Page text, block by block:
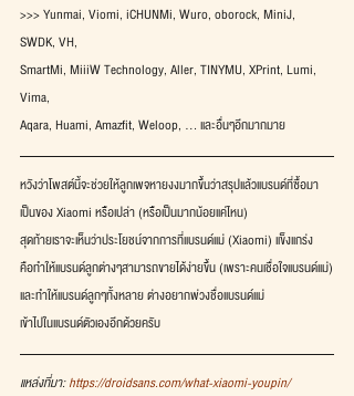
>>> Yunmai, Viomi, iCHUNMi, Wuro, oborock, MiniJ,
SWDK, VH,
SmartMi, MiiiW Technology, Aller, TINYMU, XPrint, Lumi,
Vima,
Aqara, Huami, Amazfit, Weloop, ... และอื่นๆอีกมากมาย
หวังว่าโพสต์นี้จะช่วยให้ลูกเพจหายงงมากขึ้นว่าสรุปแล้วแบรนด์ที่ซื้อมา
เป็นของ Xiaomi หรือเปล่า (หรือเป็นมากน้อยแค่ไหน)
สุดท้ายเราจะเห็นว่าประโยชน์จากการที่แบรนด์แม่ (Xiaomi) แข็งแกร่ง
คือทำให้แบรนด์ลูกต่างๆสามารถขายได้ง่ายขึ้น (เพราะคนเชื่อใจแบรนด์แม่)
และทำให้แบรนด์ลูกๆทั้งหลาย ต่างอยากพ่วงชื่อแบรนด์แม่
เข้าไปในแบรนด์ตัวเองอีกด้วยครับ
แหล่งที่มา: https://droidsans.com/what-xiaomi-youpin/